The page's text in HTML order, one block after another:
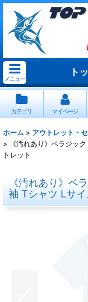
メニュー
ト
カテゴリ マイページ
ホーム > アウトレット・
>
《汚れあり》ペラジッ
トレット
《汚れあり》ペ
袖 Tシャツ Lサ